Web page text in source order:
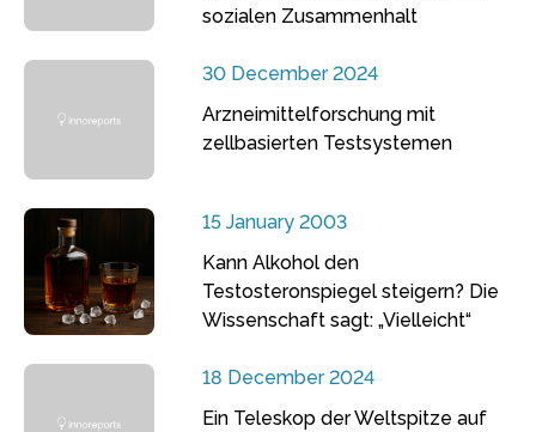
sozialen Zusammenhalt
30 December 2024
Arzneimittelforschung mit
zellbasierten Testsystemen
15 January 2003
Kann Alkohol den
Testosteronspiegel steigern? Die
Wissenschaft sagt: „Vielleicht“
18 December 2024
Ein Teleskop der Weltspitze auf